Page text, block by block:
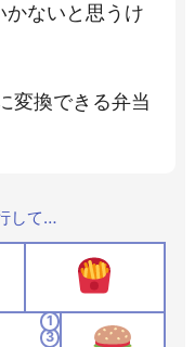
ないと思うけ
変換できる弁当
して…
1
3